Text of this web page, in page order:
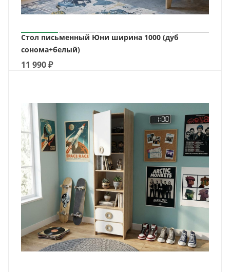
Стол письменный Юни ширина 1000 (дуб
сонома+белый)
11 990₽